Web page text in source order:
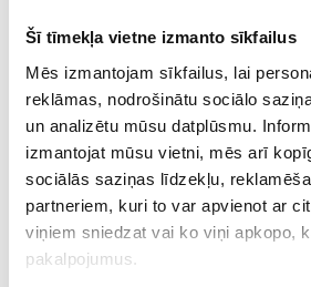
Šī tīmekļa vietne izmanto sīkfailus
Mēs izmantojam sīkfailus, lai
reklāmas, nodrošinātu sociālo
un analizētu mūsu datplūsmu.
izmantojat mūsu vietni, mēs arī
sociālās saziņas līdzekļu,
partneriem, kuri to var apvienot ar
viņiem sniedzat vai ko viņi apkopo,
pakalpojumus.
Gredzens ar topāzu
€
PIEVIENOT